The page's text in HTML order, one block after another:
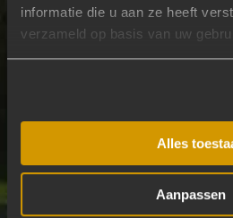
informatie die u aan ze heeft
verzameld op basis van uw
Alles
Aanpassen